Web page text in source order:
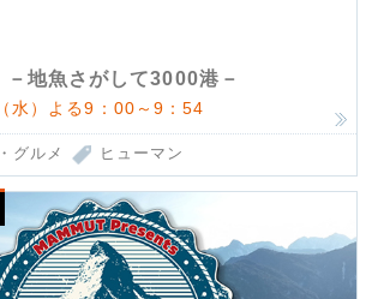
－地魚さがして3000港－
水）よる9：00～9：54
グルメ ヒューマン